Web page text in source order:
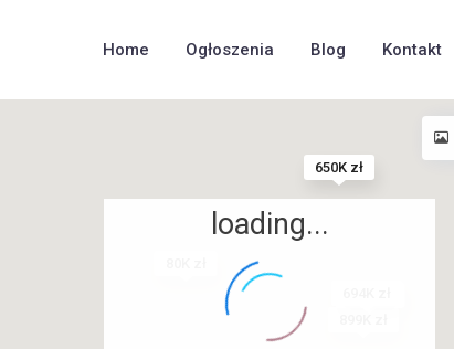
Home Ogłoszenia Blog Kontakt
650K zł
loading...